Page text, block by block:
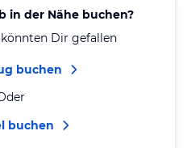
in der Nähe buchen?
Dir gefallen
buchen
buchen